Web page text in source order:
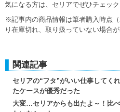
気になる方は、セリアでぜひチェッ
※記事内の商品情報は筆者購入時点
り在庫切れ、取り扱っていない場合が
関連記事
セリアの“フタ”がいい仕事してく
たケースが優秀だった
大変…セリアからも出たよ～！比